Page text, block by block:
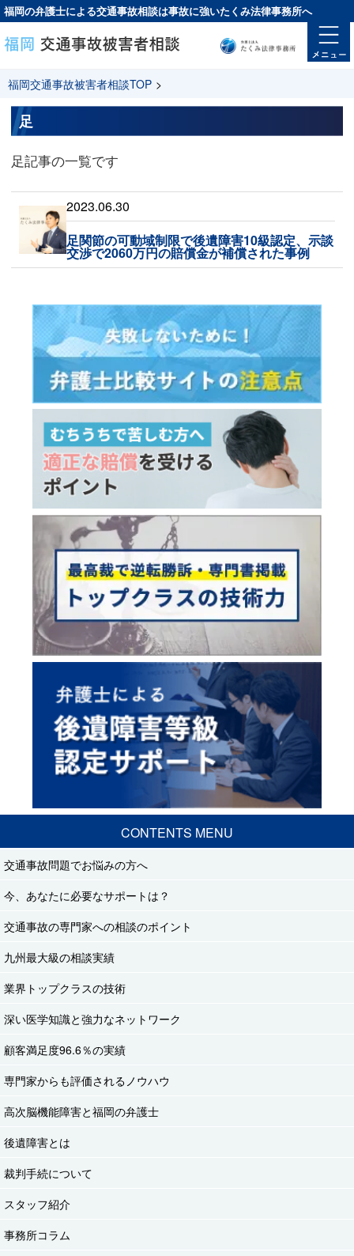
福岡の弁護士による交通事故相談は事故に強いたくみ法律事務所へ
福岡交通事故被害者相談TOP >
足
足記事の一覧です
2023.06.30
足関節の可動域制限で後遺障害10級認定、示談
交渉で2060万円の賠償金が補償された事例
CONTENTS MENU
交通事故問題でお悩みの方へ
今、あなたに必要なサポートは？
交通事故の専門家への相談のポイント
九州最大級の相談実績
業界トップクラスの技術
深い医学知識と強力なネットワーク
顧客満足度96.6％の実績
専門家からも評価されるノウハウ
高次脳機能障害と福岡の弁護士
後遺障害とは
裁判手続について
スタッフ紹介
事務所コラム